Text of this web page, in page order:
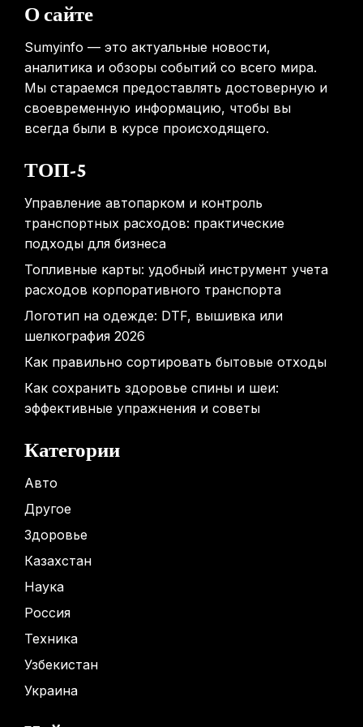
перемещаться между этажами
О сайте
Sumyinfo — это актуальные новости,
аналитика и обзоры событий со всего мира.
Мы стараемся предоставлять достоверную и
своевременную информацию, чтобы вы
всегда были в курсе происходящего.
ТОП-5
Управление автопарком и контроль
транспортных расходов: практические
подходы для бизнеса
Топливные карты: удобный инструмент учета
расходов корпоративного транспорта
Логотип на одежде: DTF, вышивка или
шелкография 2026
Как правильно сортировать бытовые отходы
Как сохранить здоровье спины и шеи:
эффективные упражнения и советы
Категории
Авто
Другое
Здоровье
Казахстан
Наука
Россия
Техника
Узбекистан
Украина